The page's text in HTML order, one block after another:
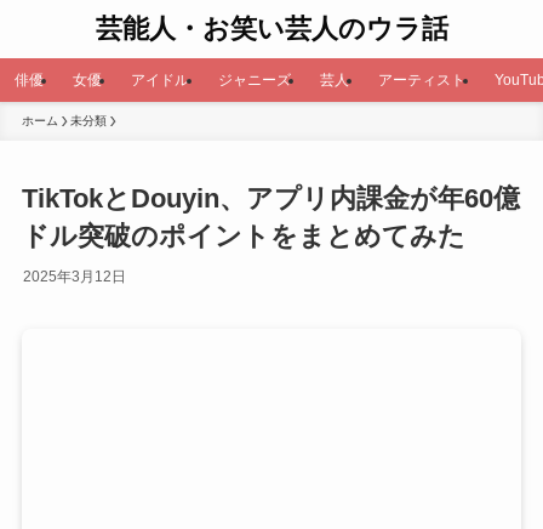
芸能人・お笑い芸人のウラ話
俳優 女優 アイドル ジャニーズ 芸人 アーティスト
ホーム 未分類
TikTokとDouyin、アプリ内課金が年60億
ドル突破のポイントをまとめてみた
2025年3月12日